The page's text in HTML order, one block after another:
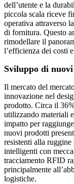
dell’utente e la
piccola scala riceve
operativa attraverso
di fornitura. Questo
rimodellare il
l’efficienza dei costi
Sviluppo di
Il mercato del
innovazione nel
prodotto. Circa il
utilizzando materiali
impatto per
nuovi prodotti
resistenti alla
intelligenti con
tracciamento RFID
principalmente
logistiche.